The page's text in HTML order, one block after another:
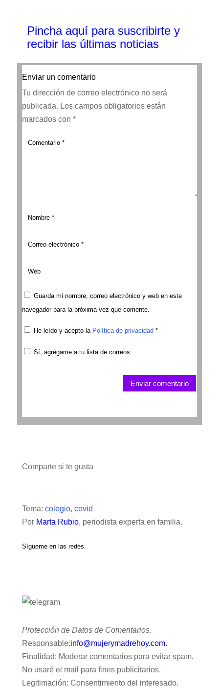
Pincha aquí para suscribirte y
recibir las últimas noticias
Enviar un comentario
Tu dirección de correo electrónico no será
publicada. Los campos obligatorios están
marcados con *
Guarda mi nombre, correo electrónico y web en este
navegador para la próxima vez que comente.
He leído y acepto la Política de privacidad *
Sí, agrégame a tu lista de correos.
Enviar comentario
Comparte si te gusta
Tema: colegio, covid
Por Marta Rubio, periodista experta en familia.
Sígueme en las redes
Protección de Datos de Comentarios.
Responsable:info@mujerymadrehoy.com.
Finalidad: Moderar comentarios para evitar spam.
No usaré el mail para fines publicitarios.
Legitimación: Consentimiento del interesado.